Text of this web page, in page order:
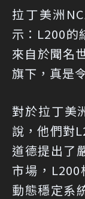
拉丁美洲
示：L200的
來自於聞名
旗下，真是
對於拉丁美
說，他們對
道德提出了
市場，L200
動態穩定系